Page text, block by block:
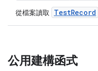
從檔案讀取 TestRecord
公用建構函式